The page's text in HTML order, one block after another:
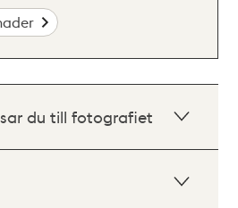
du till fotografiet